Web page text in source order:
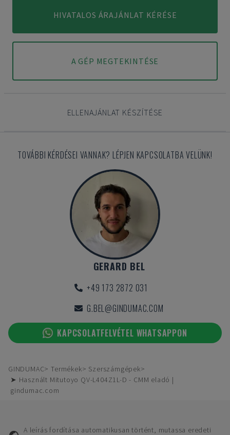
HIVATALOS ÁRAJÁNLAT KÉRÉSE
A GÉP MEGTEKINTÉSE
ELLENAJÁNLAT KÉSZÍTÉSE
TOVÁBBI KÉRDÉSEI VANNAK? LÉPJEN KAPCSOLATBA VELÜNK!
GERARD BEL
+49 173 2872 031
G.BEL@GINDUMAC.COM
KAPCSOLATFELVÉTEL WHATSAPPON
GINDUMAC Termékek
Szerszámgépek
➤ Használt Mitutoyo QV-L404Z1L-D - CMM eladó |
gindumac.com
A leírás fordítása automatikusan történt, mutassa eredeti